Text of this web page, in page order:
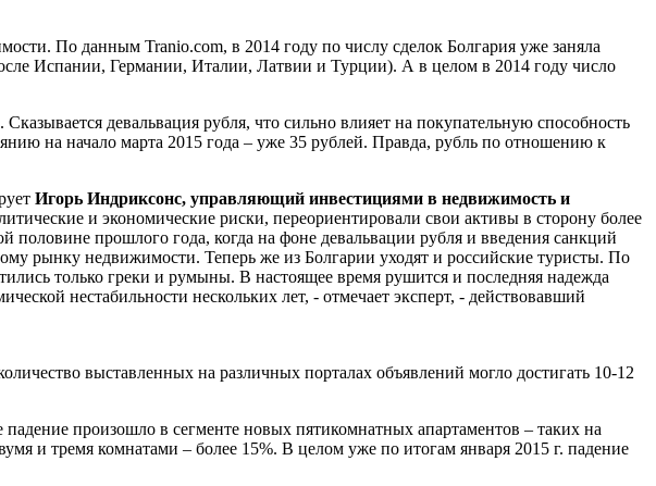
По данным Tranio.com, в 2014 году по числу сделок Болгария уже заняла
Испании, Германии, Италии, Латвии и Турции). А в целом в 2014 году число
девальвация рубля, что сильно влияет на покупательную способность
на начало марта 2015 года – уже 35 рублей. Правда, рубль по отношению к
Игорь Индриксонс, управляющий инвестициями в недвижимость и
и экономические риски, переориентировали свои активы в сторону более
прошлого года, когда на фоне девальвации рубля и введения санкций
рынку недвижимости. Теперь же из Болгарии уходят и российские туристы. По
только греки и румыны. В настоящее время рушится и последняя надежда
нестабильности нескольких лет, - отмечает эксперт, - действовавший
выставленных на различных порталах объявлений могло достигать 10-12
произошло в сегменте новых пятикомнатных апартаментов – таких на
и тремя комнатами – более 15%. В целом уже по итогам января 2015 г. падение